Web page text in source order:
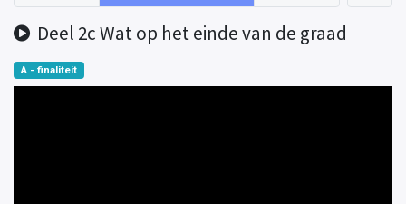
Deel 2c Wat op het einde van de graad
A - finaliteit